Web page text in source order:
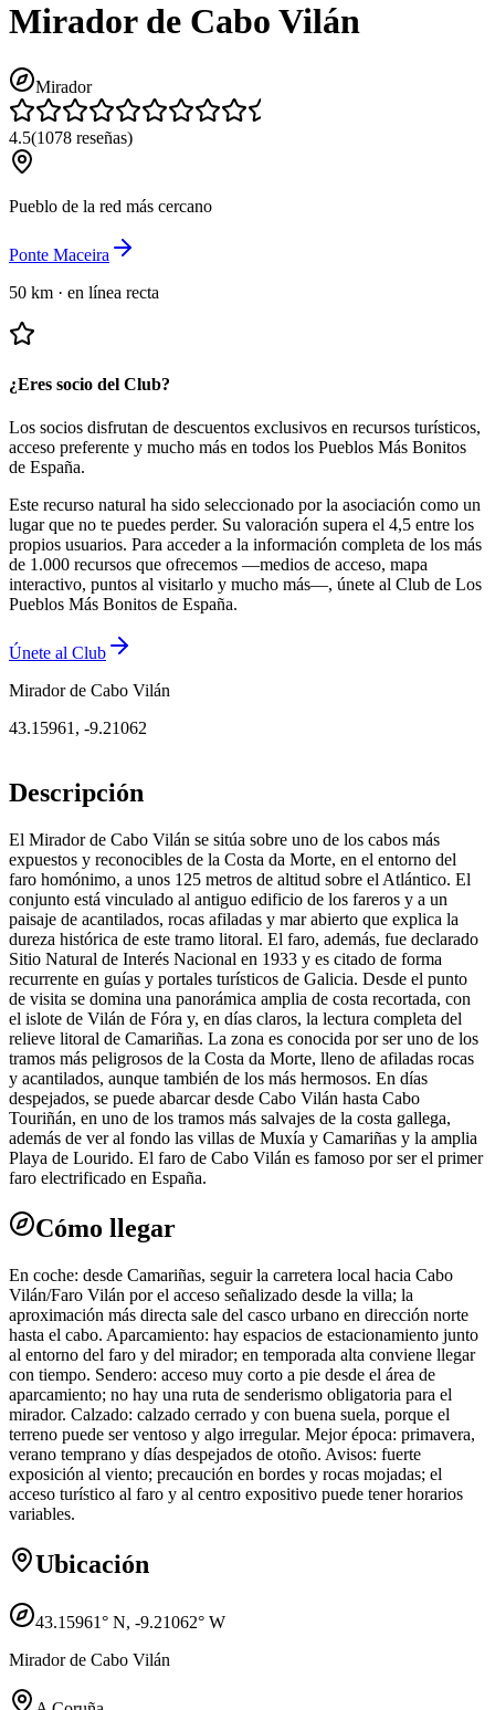
Mirador de Cabo Vilán
Mirador
4.5(1078 reseñas)
Pueblo de la red más cercano
Ponte Maceira
50 km · en línea recta
¿Eres socio del Club?
Los socios disfrutan de descuentos exclusivos en recursos turísticos,
acceso preferente y mucho más en todos los Pueblos Más Bonitos
de España.
Este recurso natural ha sido seleccionado por la asociación como un
lugar que no te puedes perder. Su valoración supera el 4,5 entre los
propios usuarios. Para acceder a la información completa de los más
de 1.000 recursos que ofrecemos —medios de acceso, mapa
interactivo, puntos al visitarlo y mucho más—, únete al Club de Los
Pueblos Más Bonitos de España.
Únete al Club
Mirador de Cabo Vilán
43.15961, -9.21062
Descripción
El Mirador de Cabo Vilán se sitúa sobre uno de los cabos más
expuestos y reconocibles de la Costa da Morte, en el entorno del
faro homónimo, a unos 125 metros de altitud sobre el Atlántico. El
conjunto está vinculado al antiguo edificio de los fareros y a un
paisaje de acantilados, rocas afiladas y mar abierto que explica la
dureza histórica de este tramo litoral. El faro, además, fue declarado
Sitio Natural de Interés Nacional en 1933 y es citado de forma
recurrente en guías y portales turísticos de Galicia. Desde el punto
de visita se domina una panorámica amplia de costa recortada, con
el islote de Vilán de Fóra y, en días claros, la lectura completa del
relieve litoral de Camariñas. La zona es conocida por ser uno de los
tramos más peligrosos de la Costa da Morte, lleno de afiladas rocas
y acantilados, aunque también de los más hermosos. En días
despejados, se puede abarcar desde Cabo Vilán hasta Cabo
Touriñán, en uno de los tramos más salvajes de la costa gallega,
además de ver al fondo las villas de Muxía y Camariñas y la amplia
Playa de Lourido. El faro de Cabo Vilán es famoso por ser el primer
faro electrificado en España.
Cómo llegar
En coche: desde Camariñas, seguir la carretera local hacia Cabo
Vilán/Faro Vilán por el acceso señalizado desde la villa; la
aproximación más directa sale del casco urbano en dirección norte
hasta el cabo. Aparcamiento: hay espacios de estacionamiento junto
al entorno del faro y del mirador; en temporada alta conviene llegar
con tiempo. Sendero: acceso muy corto a pie desde el área de
aparcamiento; no hay una ruta de senderismo obligatoria para el
mirador. Calzado: calzado cerrado y con buena suela, porque el
terreno puede ser ventoso y algo irregular. Mejor época: primavera,
verano temprano y días despejados de otoño. Avisos: fuerte
exposición al viento; precaución en bordes y rocas mojadas; el
acceso turístico al faro y al centro expositivo puede tener horarios
variables.
Ubicación
43.15961° N, -9.21062° W
Mirador de Cabo Vilán